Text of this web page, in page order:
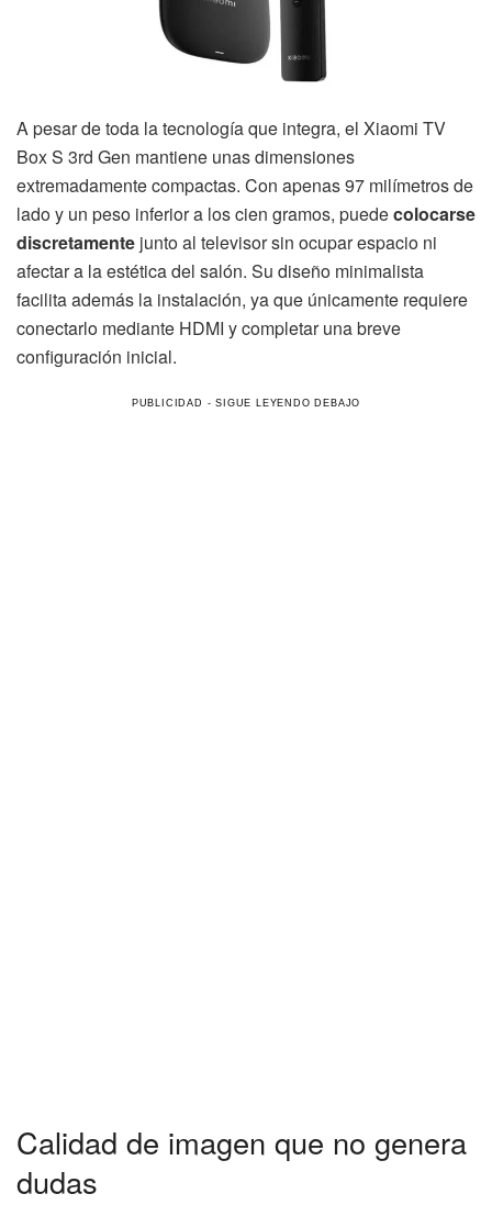
A pesar de toda la tecnología que integra, el Xiaomi TV
Box S 3rd Gen mantiene unas dimensiones
extremadamente compactas. Con apenas 97 milímetros de
lado y un peso inferior a los cien gramos, puedecolocarse
discretamente junto al televisor sin ocupar espacio ni
afectar a la estética del salón. Su diseño minimalista
facilita además la instalación, ya que únicamente requiere
conectarlo mediante HDMI y completar una breve
configuración inicial.
Calidad de imagen que no genera
dudas